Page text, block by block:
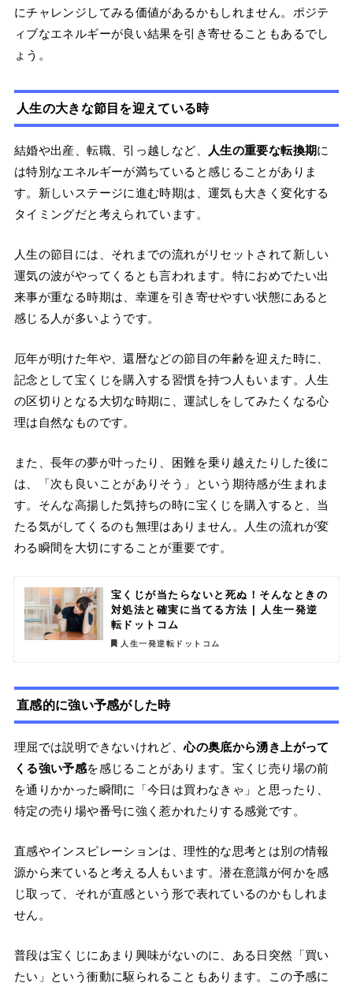
にチャレンジしてみる価値があるかもしれません。ポジテ
ィブなエネルギーが良い結果を引き寄せることもあるでし
ょう。
人生の大きな節目を迎えている時
結婚や出産、転職、引っ越しなど、 人生の重要な転換期に
は特別なエネルギーが満ちていると感じることがありま
す。新しいステージに進む時期は、運気も大きく変化する
タイミングだと考えられています。
人生の節目には、それまでの流れがリセットされて新しい
運気の波がやってくるとも言われます。特におめでたい出
来事が重なる時期は、幸運を引き寄せやすい状態にあると
感じる人が多いようです。
厄年が明けた年や、還暦などの節目の年齢を迎えた時に、
記念として宝くじを購入する習慣を持つ人もいます。人生
の区切りとなる大切な時期に、運試しをしてみたくなる心
理は自然なものです。
また、長年の夢が叶ったり、困難を乗り越えたりした後に
は、「次も良いことがありそう」という期待感が生まれま
す。そんな高揚した気持ちの時に宝くじを購入すると、当
たる気がしてくるのも無理はありません。人生の流れが変
わる瞬間を大切にすることが重要です。
宝くじが当たらないと死ぬ！そんなときの
対処法と確実に当てる方法 | 人生一発逆
転ドットコム
人生一発逆転ドットコム
直感的に強い予感がした時
理屈では説明できないけれど、心の奥底から湧き上がって
くる強い予感を感じることがあります。宝くじ売り場の前
を通りかかった瞬間に「今日は買わなきゃ」と思ったり、
特定の売り場や番号に強く惹かれたりする感覚です。
直感やインスピレーションは、理性的な思考とは別の情報
源から来ていると考える人もいます。潜在意識が何かを感
じ取って、それが直感という形で表れているのかもしれま
せん。
普段は宝くじにあまり興味がないのに、ある日突然「買い
たい」という衝動に駆られることもあります。この予感に